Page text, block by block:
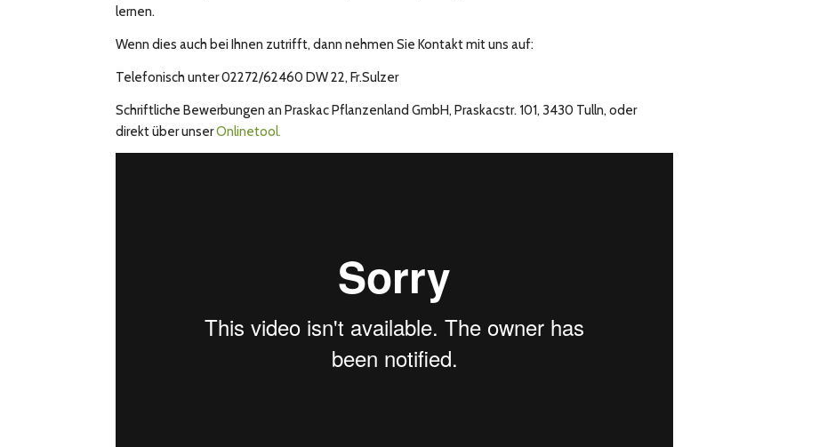
lernen.
Wenn dies auch bei Ihnen zutrifft, dann nehmen Sie Kontakt mit uns auf:
Telefonisch unter 02272/62460 DW 22, Fr.Sulzer
Schriftliche Bewerbungen an Praskac Pflanzenland GmbH, Praskacstr. 101, 3430 Tulln, oder
direkt über unserOnlinetool.